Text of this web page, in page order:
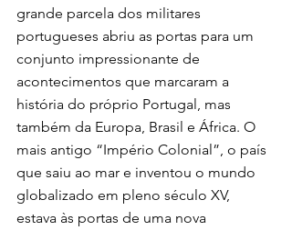
grande parcela dos militares
portugueses abriu as portas para um
conjunto impressionante de
acontecimentos que marcaram a
história do próprio Portugal, mas
também da Europa, Brasil e África. O
mais antigo “Império Colonial”, o país
que saiu ao mar e inventou o mundo
globalizado em pleno século XV,
estava às portas de uma nova